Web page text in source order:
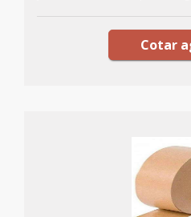
Cotar